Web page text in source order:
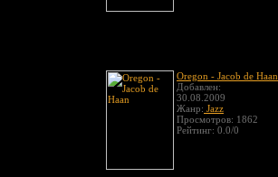
Oregon - Jacob de Haan
Добавлен:
30.08.2009
Жанр: Jazz
Просмотров: 1862
Рейтинг: 0.0/0